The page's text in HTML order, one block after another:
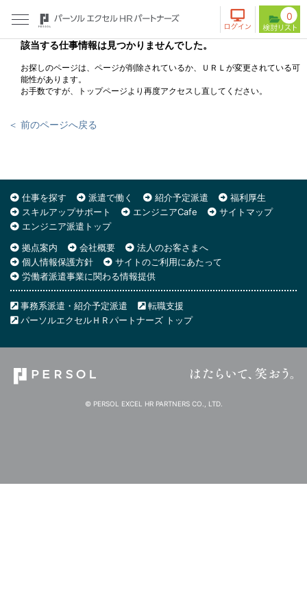
0
該当する仕事情報は見つかりませんでした。
お探しのページは、ページが削除されているか、ＵＲＬが変更されている可
能性があります。
お手数ですが、トップページより再度アクセスし直してください。
＜ 前のページへ戻る
仕事を探す 派遣で働く 紹介予定派遣
福利厚生
スキルアップサポート
エンジニアCafe
サイトマップ
エンジニア派遣トップ
拠点案内
会社概要
法人のお客さまへ
個人情報保護方針
サイトのご利用にあたって
労働者派遣事業に関わる情報提供
事務系派遣・紹介予定派遣
転職支援
パーソルエクセルＨＲパートナーズ トップ
© PERSOL EXCEL HR PARTNERS CO., LTD.